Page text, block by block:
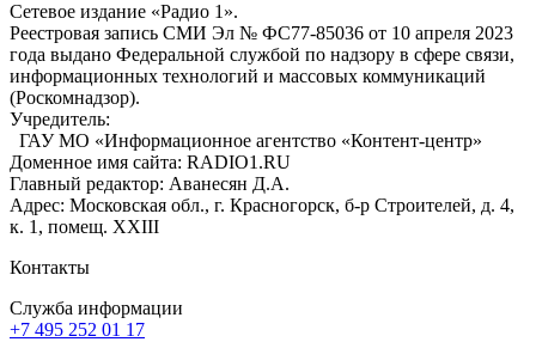
Сетевое издание «Радио 1».
Реестровая запись СМИ Эл № ФС77-85036 от 10 апреля 2023
года выдано Федеральной службой по надзору в сфере связи,
информационных технологий и массовых коммуникаций
(Роскомнадзор).
Учредитель:
ГАУ МО «Информационное агентство «Контент-центр»
Доменное имя сайта: RADIO1.RU
Главный редактор: Аванесян Д.А.
Адрес: Московская обл., г. Красногорск, б-р Строителей, д. 4,
к. 1, помещ. XXIII
Контакты
Служба информации
+7 495 252 01 17